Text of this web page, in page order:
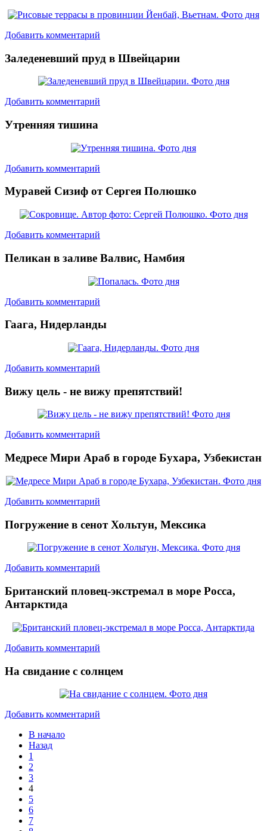
Добавить комментарий
Заледеневший пруд в Швейцарии
Добавить комментарий
Утренняя тишина
Добавить комментарий
Муравей Сизиф от Сергея Полюшко
Добавить комментарий
Пеликан в заливе Валвис, Намбия
Добавить комментарий
Гаага, Нидерланды
Добавить комментарий
Вижу цель - не вижу препятствий!
Добавить комментарий
Медресе Мири Араб в городе Бухара, Узбекистан
Добавить комментарий
Погружение в сенот Хольтун, Мексика
Добавить комментарий
Британский пловец-экстремал в море Росса,
Антарктида
Добавить комментарий
На свидание с солнцем
Добавить комментарий
В начало
Назад
1
2
3
4
5
6
7